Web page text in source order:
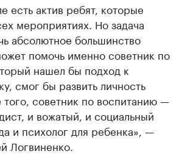
есть актив ребят, которые
мероприятиях. Но задача
абсолютное большинство
помочь именно советник по
нашел бы подход к
смог бы развить личность
советник по воспитанию —
и вожатый, и социальный
и психолог для ребенка», —
Логвиненко.